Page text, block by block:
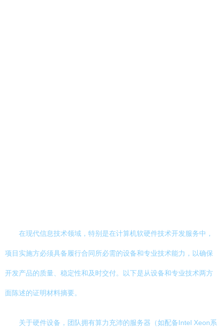
在现代信息技术领域，特别是在计算机软硬件技术开发服务中，
项目实施方必须具备履行合同所必需的设备和专业技术能力，以确保
开发产品的质量、稳定性和及时交付。以下是从设备和专业技术两方
面陈述的证明材料摘要。
关于硬件设备，团队拥有算力充沛的服务器（如配备Intel Xeon系